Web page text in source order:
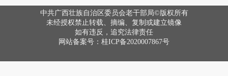
中共广西壮族自治区委员会老干部局©版权所有
未经授权禁止转载、摘编、复制或建立镜像
如有违反，追究法律责任
网站备案号：桂ICP备2020007867号